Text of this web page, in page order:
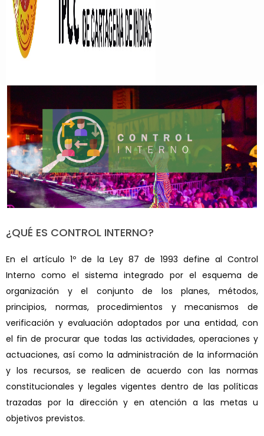
¿QUÉ ES CONTROL INTERNO?
En el artículo 1º de la Ley 87 de 1993 define al Control
Interno como el sistema integrado por el esquema de
organización y el conjunto de los planes, métodos,
principios, normas, procedimientos y mecanismos de
verificación y evaluación adoptados por una entidad, con
el fin de procurar que todas las actividades, operaciones y
actuaciones, así como la administración de la información
y los recursos, se realicen de acuerdo con las normas
constitucionales y legales vigentes dentro de las políticas
trazadas por la dirección y en atención a las metas u
objetivos previstos.